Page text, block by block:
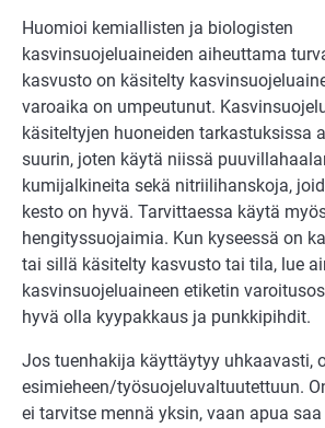
Huomioi kemiallisten ja biologisten
kasvinsuojeluaineiden aiheuttama
kasvusto on käsitelty
varoaika on umpeutunut.
käsiteltyjen huoneiden tarkastuksissa
suurin, joten käytä niissä
kumijalkineita sekä nitriilihanskoja,
kesto on hyvä. Tarvittaessa käytä
hengityssuojaimia. Kun kyseessä on
tai sillä käsitelty kasvusto tai tila, lue
kasvinsuojeluaineen etiketin
hyvä olla kyypakkaus ja punkkipihdit.
Jos tuenhakija käyttäytyy uhkaavasti,
esimieheen/työsuojeluvaltuutettuun.
ei tarvitse mennä yksin, vaan apua